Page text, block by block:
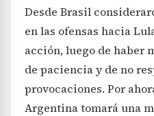
Desde Brasil
en las ofensas hacia
acción, luego de haber
de paciencia y de no
provocaciones. Por
Argentina tomará una